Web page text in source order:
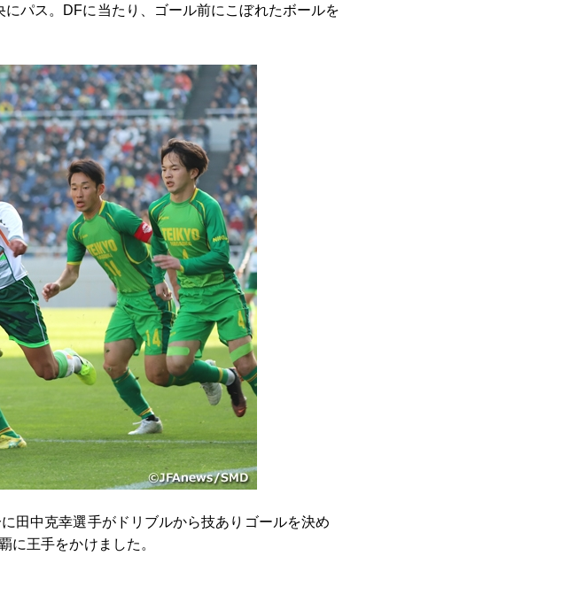
パス。DFに当たり、ゴール前にこぼれたボールを
田中克幸選手がドリブルから技ありゴールを決め
に王手をかけました。